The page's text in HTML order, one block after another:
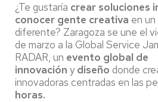
¿Te gustaría crear soluciones
conocer gente creativa en
diferente? Zaragoza se une el
de marzo a la Global Service
RADAR, un evento global de
innovación y diseño donde
innovadoras centradas en las
horas.